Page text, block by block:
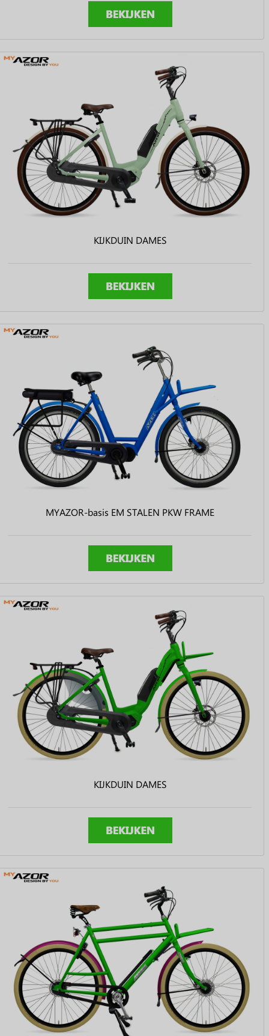
KIJKDUIN DAMES
MYAZOR-basis EM STALEN PKW FRAME
KIJKDUIN DAMES